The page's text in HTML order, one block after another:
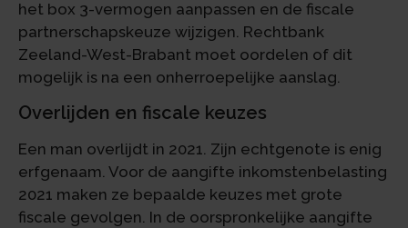
het box 3-vermogen aanpassen en de fiscale
partnerschapskeuze wijzigen. Rechtbank
Zeeland-West-Brabant moet oordelen of dit
mogelijk is na een onherroepelijke aanslag.
Overlijden en fiscale keuzes
Een man overlijdt in 2021. Zijn echtgenote is enig
erfgenaam. Voor de aangifte inkomstenbelasting
2021 maken ze bepaalde keuzes met grote
fiscale gevolgen. In de oorspronkelijke aangifte